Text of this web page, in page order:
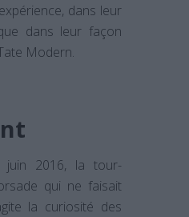
dans leur
dans leur façon
Modern.
juin 2016, la tour-
qui ne faisait
la curiosité des